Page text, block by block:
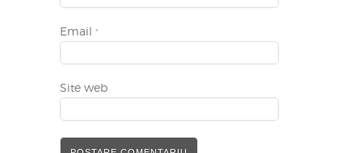
Email *
Site web